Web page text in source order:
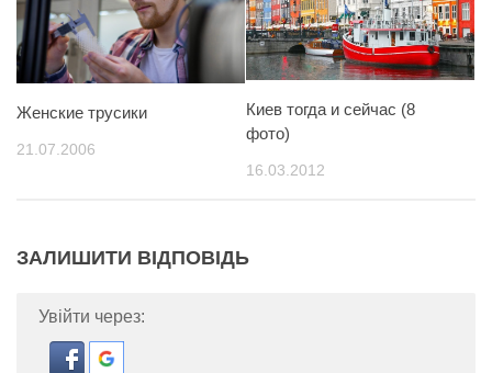
Женские трусики
21.07.2006
Киев тогда и сейчас (8
фото)
16.03.2012
ЗАЛИШИТИ ВІДПОВІДЬ
Увійти через: